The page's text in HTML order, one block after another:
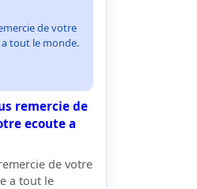
de votre
tout le monde.
remercie de
ecoute a
de votre
a tout le